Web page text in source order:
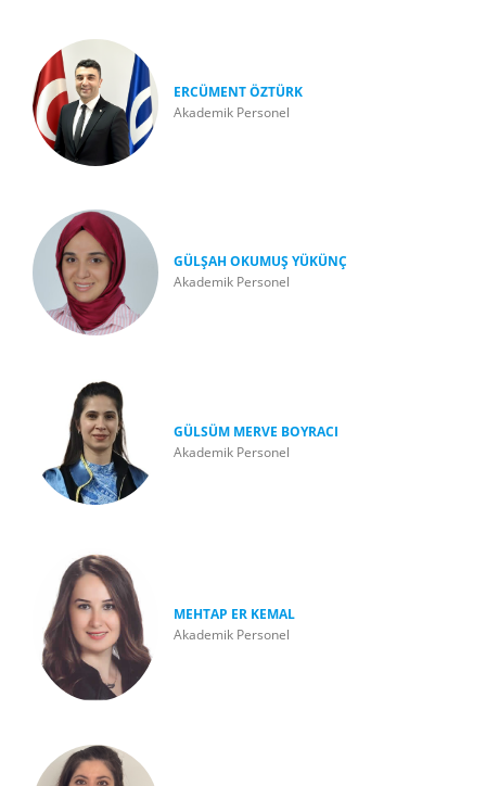
ERCÜMENT ÖZTÜRK
Akademik Personel
GÜLŞAH OKUMUŞ YÜKÜNÇ
Akademik Personel
GÜLSÜM MERVE BOYRACI
Akademik Personel
MEHTAP ER KEMAL
Akademik Personel